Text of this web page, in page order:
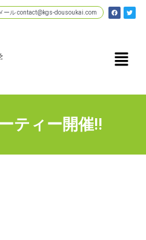
ール contact@kgs-dousoukai.com
ティー開催!!